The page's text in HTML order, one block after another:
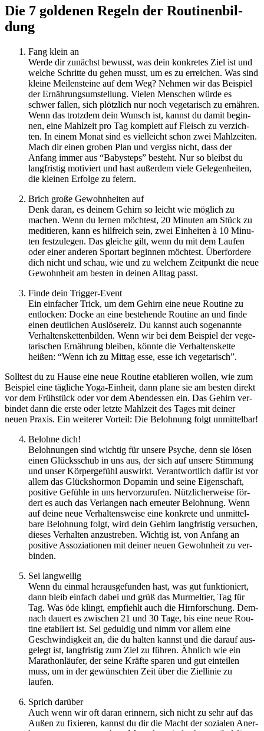
Die 7 gol­de­nen Regeln der Rou­ti­nen­bil­
dung
Fang klein an
Werde dir zunächst bewusst, was dein kon­kre­tes Ziel ist und
welche Schritte du gehen musst, um es zu errei­chen. Was sind
kleine Mei­len­steine auf dem Weg? Nehmen wir das Bei­spiel
der Ernäh­rungs­um­stel­lung. Vielen Men­schen würde es
schwer fallen, sich plötz­lich nur noch vege­ta­risch zu ernäh­ren.
Wenn das trotz­dem dein Wunsch ist, kannst du damit begin­
nen, eine Mahl­zeit pro Tag kom­plett auf Fleisch zu ver­zich­
ten. In einem Monat sind es viel­leicht schon zwei Mahl­zei­ten.
Mach dir einen groben Plan und ver­giss nicht, dass der
Anfang immer aus ​“Baby­s­teps” besteht. Nur so bleibst du
lang­fris­tig moti­viert und hast außer­dem viele Gele­gen­hei­ten,
die klei­nen Erfolge zu feiern.
Brich große Gewohn­hei­ten auf
Denk daran, es deinem Gehirn so leicht wie mög­lich zu
machen. Wenn du lernen möch­test, 20 Minu­ten am Stück zu
medi­tie­ren, kann es hilf­reich sein, zwei Ein­hei­ten à 10 Minu­
ten fest­zu­le­gen. Das glei­che gilt, wenn du mit dem Laufen
oder einer ande­ren Sport­art begin­nen möch­test. Über­for­dere
dich nicht und schau, wie und zu wel­chem Zeit­punkt die neue
Gewohn­heit am besten in deinen Alltag passt.
Finde dein Trig­ger-Event
Ein ein­fa­cher Trick, um dem Gehirn eine neue Rou­tine zu
ent­lo­cken: Docke an eine bestehende Rou­tine an und finde
einen deut­li­chen Aus­lö­se­reiz. Du kannst auch soge­nannte
Verhaltensketten​bilden. Wenn wir bei dem Bei­spiel der vege­
ta­ri­schen Ernäh­rung blei­ben, könnte die Ver­hal­tens­kette
heißen: ​“Wenn ich zu Mittag esse, esse ich vege­ta­risch”.
Soll­test du zu Hause eine neue Rou­tine eta­blie­ren wollen, wie zum
Bei­spiel eine täg­li­che Yoga-Ein­heit, dann plane sie am besten direkt
vor dem Früh­stück oder vor dem Abend­es­sen ein. Das Gehirn ver­
bin­det dann die erste oder letzte Mahl­zeit des Tages mit deiner
neuen Praxis. Ein wei­te­rer Vor­teil: Die Beloh­nung folgt unmit­tel­bar!
Belohne dich!
Beloh­nun­gen sind wich­tig für unsere Psyche, denn sie lösen
einen Glücks­schub in uns aus, der sich auf unsere Stim­mung
und unser Kör­per­ge­fühl aus­wirkt. Ver­ant­wort­lich dafür ist vor
allem das Glücks­hor­mon Dopa­min und seine Eigen­schaft,
posi­tive Gefühle in uns her­vor­zu­ru­fen. Nütz­li­cher­weise för­
dert es auch das Ver­lan­gen nach erneu­ter Beloh­nung. Wenn
auf deine neue Ver­hal­tens­weise eine kon­krete und unmit­tel­
bare Beloh­nung folgt, wird dein Gehirn lang­fris­tig ver­su­chen,
dieses Ver­hal­ten anzu­stre­ben. Wich­tig ist, von Anfang an
posi­tive Asso­zia­tio­nen mit deiner neuen Gewohn­heit zu ver­
bin­den.
Sei lang­wei­lig
Wenn du einmal her­aus­ge­fun­den hast, was gut funk­tio­niert,
dann bleib ein­fach dabei und grüß das Mur­mel­tier, Tag für
Tag. Was öde klingt, emp­fiehlt auch die Hirn­for­schung. Dem­
nach dauert es zwi­schen 21 und 30 Tage, bis eine neue Rou­
tine eta­bliert ist. Sei gedul­dig und nimm vor allem eine
Geschwin­dig­keit an, die du halten kannst und die darauf aus­
ge­legt ist, lang­fris­tig zum Ziel zu führen. Ähn­lich wie ein
Mara­thon­läu­fer, der seine Kräfte sparen und gut ein­tei­len
muss, um in der gewünsch­ten Zeit über die Ziel­li­nie zu
laufen.
Sprich dar­über
Auch wenn wir oft daran erin­nern, sich nicht zu sehr auf das
Außen zu fixie­ren, kannst du dir die Macht der sozia­len Aner­